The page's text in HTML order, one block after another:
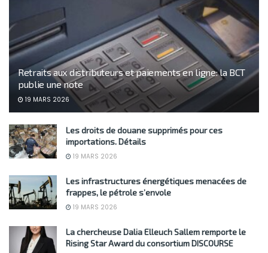
Retraits aux distributeurs et paiements en ligne: la BCT
publie une note
19 MARS 2026
Les droits de douane supprimés pour ces
importations. Détails
19 MARS 2026
Les infrastructures énergétiques menacées de
frappes, le pétrole s’envole
19 MARS 2026
La chercheuse Dalia Elleuch Sallem remporte le
Rising Star Award du consortium DISCOURSE